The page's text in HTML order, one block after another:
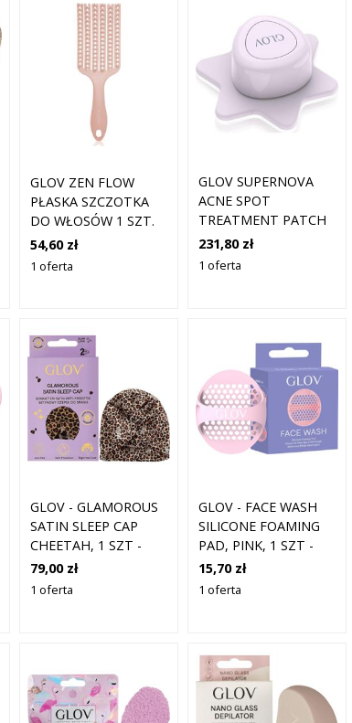
GLOV ZEN FLOW
PŁASKA SZCZOTKA
DO WŁOSÓW 1 SZT.
54,60 zł
1 oferta
GLOV SUPERNOVA
ACNE SPOT
TREATMENT PATCH
LECZNICZA
MASECZKA LED 1
231,80 zł
1 oferta
GLOV - GLAMOROUS
SATIN SLEEP CAP
CHEETAH, 1 SZT -
SATYNOWY CZEPEK
DO SPANIA
79,00 zł
1 oferta
GLOV - FACE WASH
SILICONE FOAMING
PAD, PINK, 1 SZT -
SILIKONOWA MYJKA
SPIENIAJĄCA DO
15,70 zł
1 oferta